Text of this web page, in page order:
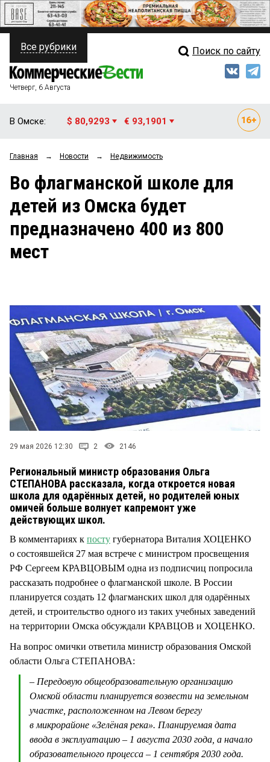
ПОЛИТИКА
ФИНАНСЫ
ОБЩЕСТВО
ЗАКОН
Свежий выпуск
Мнения
Рейтинги
Блоги
Архив
Все рубрики Поиск по сайту
Четверг, 6 Августа
В Омске: $ 80,9293 € 93,1901
Главная → Новости → Недвижимость
Во флагманской школе для
детей из Омска будет
предназначено 400 из 800
мест
29 мая 2026 12:30 2 2146
Региональный министр образования Ольга
СТЕПАНОВА рассказала, когда откроется новая
школа для одарённых детей, но родителей юных
омичей больше волнует капремонт уже
действующих школ.
В комментариях к посту губернатора Виталия ХОЦЕНКО
о состоявшейся 27 мая встрече с министром просвещения
РФ Сергеем КРАВЦОВЫМ одна из подписчиц попросила
рассказать подробнее о флагманской школе. В России
планируется создать 12 флагманских школ для одарённых
детей, и строительство одного из таких учебных заведений
на территории Омска обсуждали КРАВЦОВ и ХОЦЕНКО.
На вопрос омички ответила министр образования Омской
области Ольга СТЕПАНОВА:
– Передовую общеобразовательную организацию
Омской области планируется возвести на земельном
участке, расположенном на Левом берегу
в микрорайоне «Зелёная река». Планируемая дата
ввода в эксплуатацию – 1 августа 2030 года, а начало
образовательного процесса – 1 сентября 2030 года.